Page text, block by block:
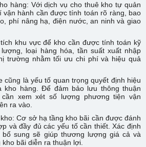
hàng: Với dịch vụ cho thuê kho tự quản
vận hành cần được tính toán rõ ràng, bao
phí nâng hạ, điện nước, an ninh và giao
khu vực để kho cần được tính toán kỹ
loại hàng hóa, tần suất xuất nhập
trường nhằm tối ưu chi phí và hiệu quả
cũng là yếu tố quan trọng quyết định hiệu
kho hàng. Để đảm bảo lưu thông thuận
xem xét số lượng phương tiện vận
ra vào.
Cơ sở hạ tầng kho bãi cần được đánh
và đầy đủ các yếu tố cần thiết. Xác định
bổ sung sẽ giúp thương lượng giá cả và
bãi diễn ra thuận lợi.